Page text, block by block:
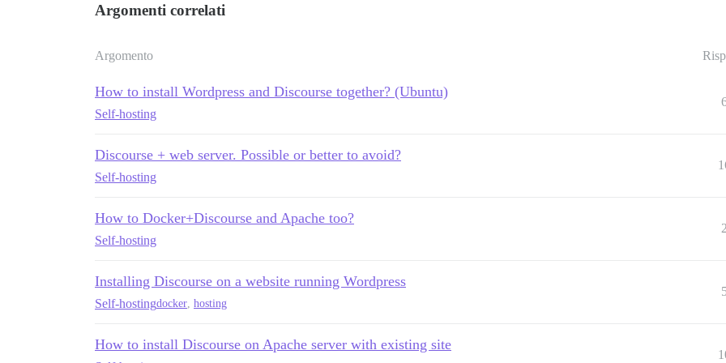
Argomenti correlati
Argomento
How to install Wordpress and Discourse together? (Ubuntu)
Self-hosting
Discourse + web server. Possible or better to avoid?
Self-hosting
How to Docker+Discourse and Apache too?
Self-hosting
Installing Discourse on a website running Wordpress
Self-hostingdocker, hosting
How to install Discourse on Apache server with existing site